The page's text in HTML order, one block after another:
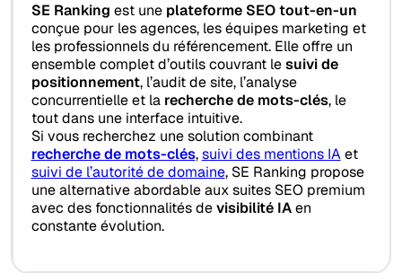
SE Ranking est une plateforme SEO tout-en-un
conçue pour les agences, les équipes marketing et
les professionnels du référencement. Elle offre un
ensemble complet d’outils couvrant lesuivi de
positionnement, l’audit de site, l’analyse
concurrentielle et la recherche de mots-clés, le
tout dans une interface intuitive.
Si vous recherchez une solution combinant
recherche de mots-clés,suivi des mentions IAet
suivi de l’autorité de domaine, SE Ranking propose
une alternative abordable aux suites SEO premium
avec des fonctionnalités devisibilité IAen
constante évolution.